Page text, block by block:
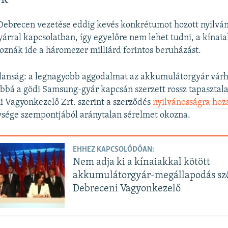
vezetése eddig kevés konkrétumot hozott
kapcsolatban, így egyelőre nem lehet tudni, a
ide a háromezer milliárd forintos beruházást.
a legnagyobb aggodalmat az akkumulátorgyár
a gödi Samsung-gyár kapcsán szerzett rossz
Vagyonkezelő Zrt. szerint a szerződésnyilvánosságra
szempontjából aránytalan sérelmet okozna.
EHHEZ KAPCSOLÓDÓAN:
Nem adja ki a kínaiakkal kötött
akkumulátorgyár-megállapodás
Debreceni Vagyonkezelő